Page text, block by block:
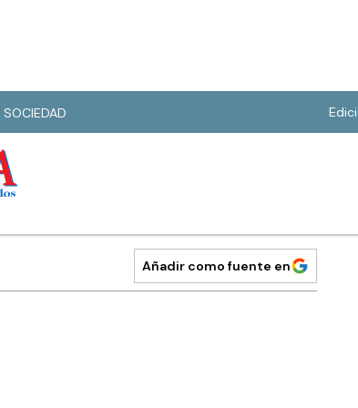
SOCIEDAD
Añadir como fuente en